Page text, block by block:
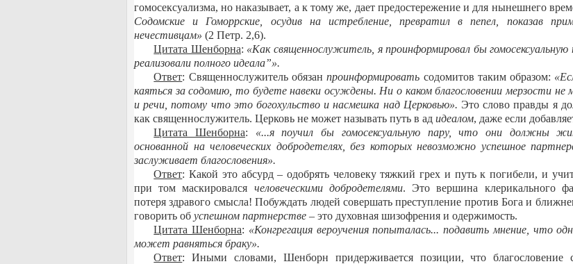
гомосексуализма, но наказывает, а к тому же, дает предостережение и для нынешнего
Содомские и Гоморрские, осудив на истребление, превратил в пепел, показав
нечестивцам» (2 Петр. 2,6).
Цитата Шенборна: «Как священнослужитель, я проинформировал бы
реализовали полного идеала”».
Ответ: Священнослужитель обязанпроинформировать содомитов таким образом:
каяться за содомию, то будете навеки осуждены. Ни о каком благословении мерзости
и речи, потому что это богохульство и насмешка над Церковью». Это слово правды я
как священнослужитель. Церковь не может называть путь в ад идеалом, даже если
Цитата Шенборна: «...я поучил бы гомосексуальную пару, что они должны
основанной на человеческих добродетелях, без которых невозможно успешное
заслуживает благословения».
Ответ: Какой это абсурд ‒ одобрять человеку тяжкий грех и путь к погибели, и
при том маскировался человеческими добродетелями. Это вершина клерикального
потеря здравого смысла! Побуждать людей совершать преступление против Бога и
говорить об успешном партнерстве ‒ это духовная шизофрения и одержимость.
Цитата Шенборна: «Конгрегация вероучения попыталась... подавить мнение, что
может равняться браку».
Ответ: Иными словами, Шенборн придерживается позиции, что благословение